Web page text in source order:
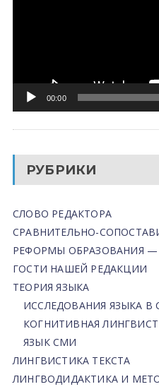
00:00
РУБРИКИ
СЛОВО РЕДАКТОРА
СРАВНИТЕЛЬНО-
РЕФОРМЫ ОБРАЗОВАНИЯ
ГОСТИ НАШЕЙ РЕДАКЦИИ
ТЕОРИЯ ЯЗЫКА
ИССЛЕДОВАНИЯ ЯЗЫКА
КОГНИТИВНАЯ
ЯЗЫК СМИ
ЛИНГВИСТИКА ТЕКСТА
ЛИНГВОДИДАКТИКА И